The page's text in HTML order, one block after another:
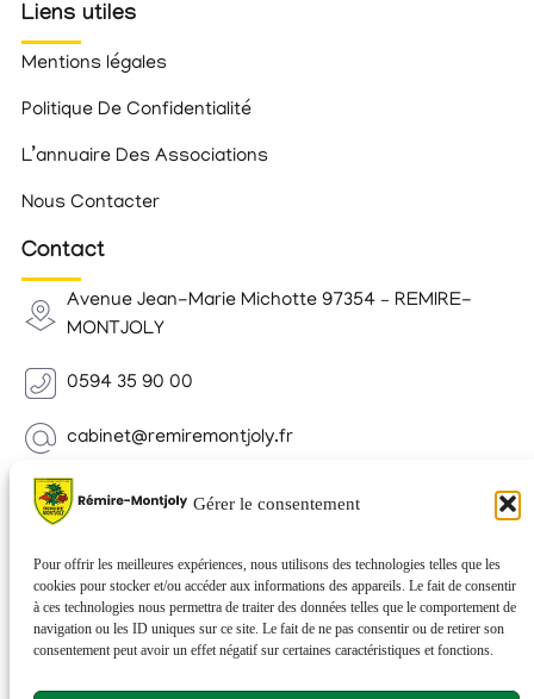
Gérer le consentement
Pour offrir les meilleures expériences, nous utilisons des technologies telles que les
cookies pour stocker et/ou accéder aux informations des appareils. Le fait de consentir
à ces technologies nous permettra de traiter des données telles que le comportement de
navigation ou les ID uniques sur ce site. Le fait de ne pas consentir ou de retirer son
consentement peut avoir un effet négatif sur certaines caractéristiques et fonctions.
Liens utiles
Mentions légales
Politique De Confidentialité
L’annuaire Des Associations
Nous Contacter
Contact
Avenue Jean-Marie Michotte 97354 – REMIRE-
MONTJOLY
0594 35 90 00
cabinet@remiremontjoly.fr
Newsletter
nouvelles de votre commune.